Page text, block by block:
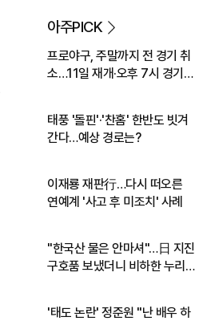
아주PICK
프로야구, 주말까지 전 경기 취
소…11일 재개·오후 7시 경기
태풍 '돌핀'·'찬홈' 한반도 빗겨
간다…예상 경로는?
이재룡 재판行…다시 떠오른
연예계 '사고 후 미조치' 사례
"한국산 물은 안마셔"…日 지진
구호품 보냈더니 비하한 누리
'태도 논란' 정준원 "난 배우 하